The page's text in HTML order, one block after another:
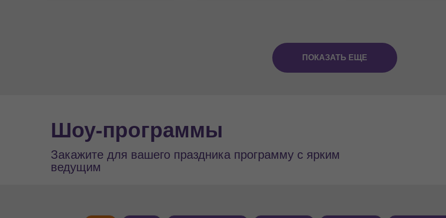
ПОКАЗАТЬ ЕЩЕ
Шоу-программы
Закажите для вашего праздника программу с ярким
ведущим